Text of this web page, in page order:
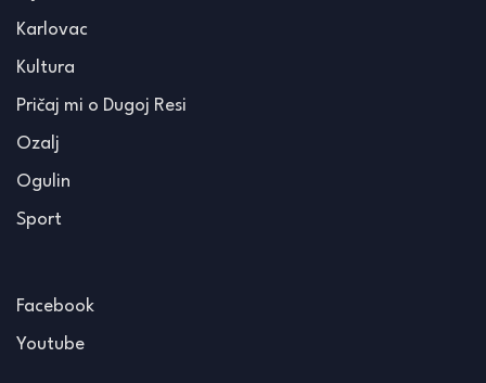
Karlovac
Kultura
Pričaj mi o Dugoj Resi
Ozalj
Ogulin
Sport
Facebook
Youtube